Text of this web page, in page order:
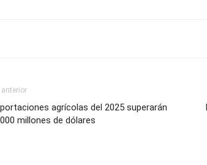
agrícolas del 2025 superarán
millones de dólares